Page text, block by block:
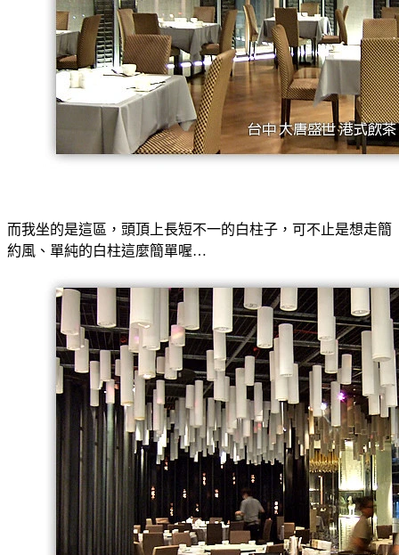
而我坐的是這區，頭頂上長短不一的白柱子，可不止是想走簡
約風、單純的白柱這麼簡單喔…